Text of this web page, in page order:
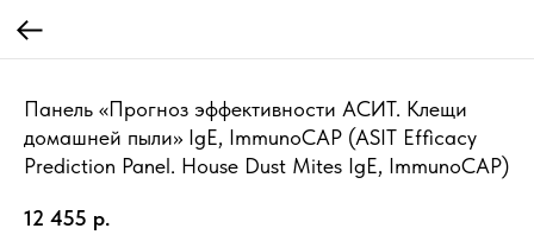
Панель «Прогноз эффективности АСИТ. Клещи
домашней пыли» IgE, ImmunoCAP (ASIT Efficacy
Prediction Panel. House Dust Mites IgE, ImmunoCAP)
12 455 р.